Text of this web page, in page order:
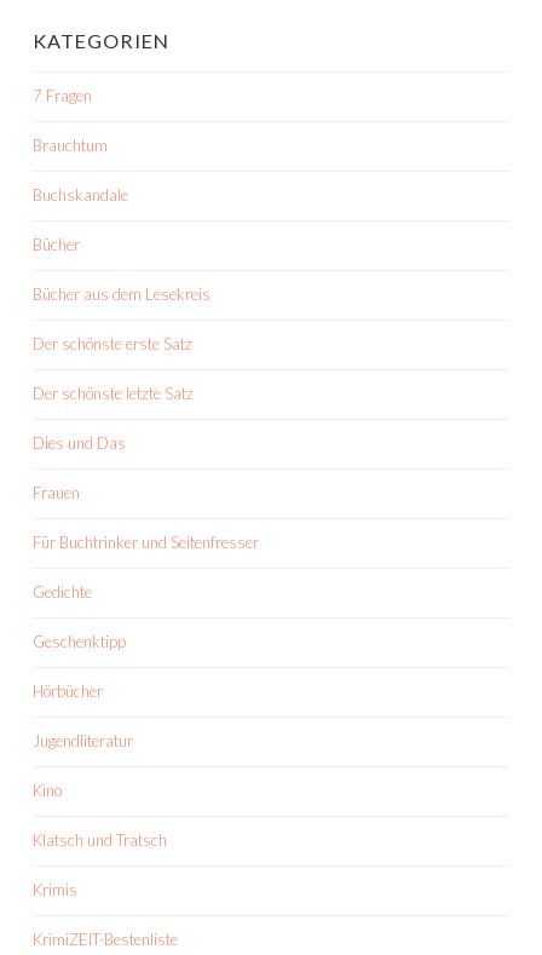
KATEGORIEN
7 Fragen
Brauchtum
Buchskandale
Bücher
Bücher aus dem Lesekreis
Der schönste erste Satz
Der schönste letzte Satz
Dies und Das
Frauen
Für Buchtrinker und Seitenfresser
Gedichte
Geschenktipp
Hörbücher
Jugendliteratur
Kino
Klatsch und Tratsch
Krimis
KrimiZEIT-Bestenliste